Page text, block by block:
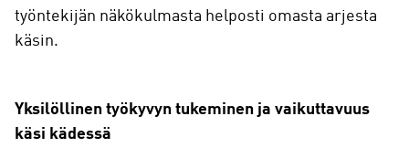
työntekijän näkökulmasta helposti omasta arjesta
käsin.
Yksilöllinen työkyvyn tukeminen ja vaikuttavuus
käsi kädessä